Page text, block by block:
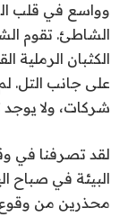
وواسع في قلب
الشاطئ. تقوم
الكثبان الرملية
على جانب التل.
شركات، ولا
لقد تصرفنا في
البيئة في صباح
محذرين من وقوع